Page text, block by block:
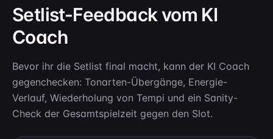
Setlist-Feedback vom KI
Coach
Bevor ihr die Setlist final macht, kann der KI Coach
gegenchecken: Tonarten-Übergänge, Energie-
Verlauf, Wiederholung von Tempi und ein Sanity-
Check der Gesamtspielzeit gegen den Slot.